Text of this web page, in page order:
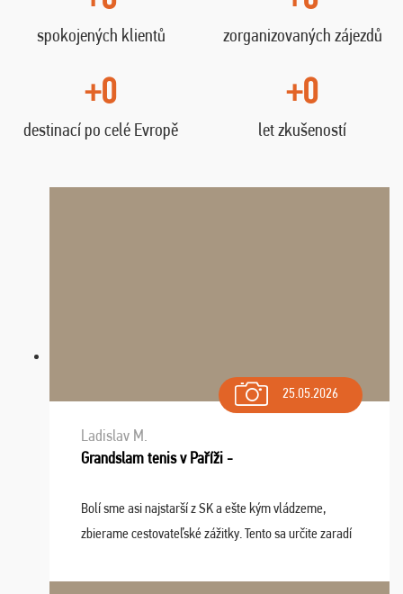
spokojených klientů zorganizovaných zájezdů
+0
destinací po celé Evropě
+0
let zkušeností
25.05.2026
Ladislav M.
Grandslam tenis v Paříži -
Bolí sme asi najstarší z SK a ešte kým vládzeme,
zbierame cestovateľské zážitky. Tento sa určite zaradí
osudu - pohodový šefík Meďo, dobrá parti ...